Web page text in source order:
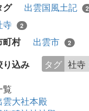
グ 出雲国風土記 2
寺
2
町村 出雲市 2
り込み タグ 社寺
覧
雲大社本殿